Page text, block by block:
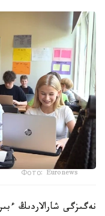
Фото: Euronews
نەگىزگى شارالاردىڭ